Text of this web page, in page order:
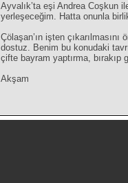
Ayvalık’ta eşi Andrea Coşkun
yerleşeceğim. Hatta onunla
Çölaşan’ın işten
dostuz. Benim bu konudaki
çifte bayram yaptırma,
Akşam